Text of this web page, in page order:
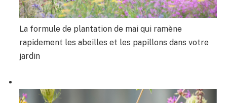
La formule de plantation de mai qui ramène
rapidement les abeilles et les papillons dans votre
jardin